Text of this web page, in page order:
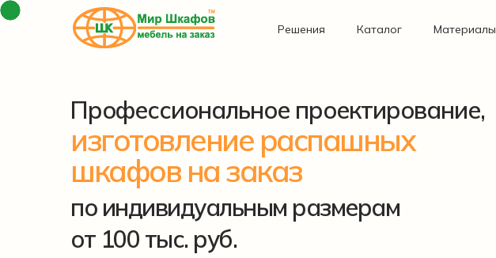
Решения Каталог Материалы
Профессиональное проектирование,
изготовление распашных
шкафов на заказ
по индивидуальным размерам
от 100 тыс. руб.